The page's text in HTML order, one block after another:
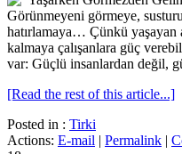
Görünmeyeni görmeye,
hatırlamaya… Çünkü yaşayan
kalmaya çalışanlara güç
var: Güçlü insanlardan değil,
[Read the rest of this article...]
Posted in : Tirki
Actions: E-mail | Permalink |